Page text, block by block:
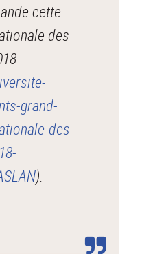
cette
des
grand-
des-
).